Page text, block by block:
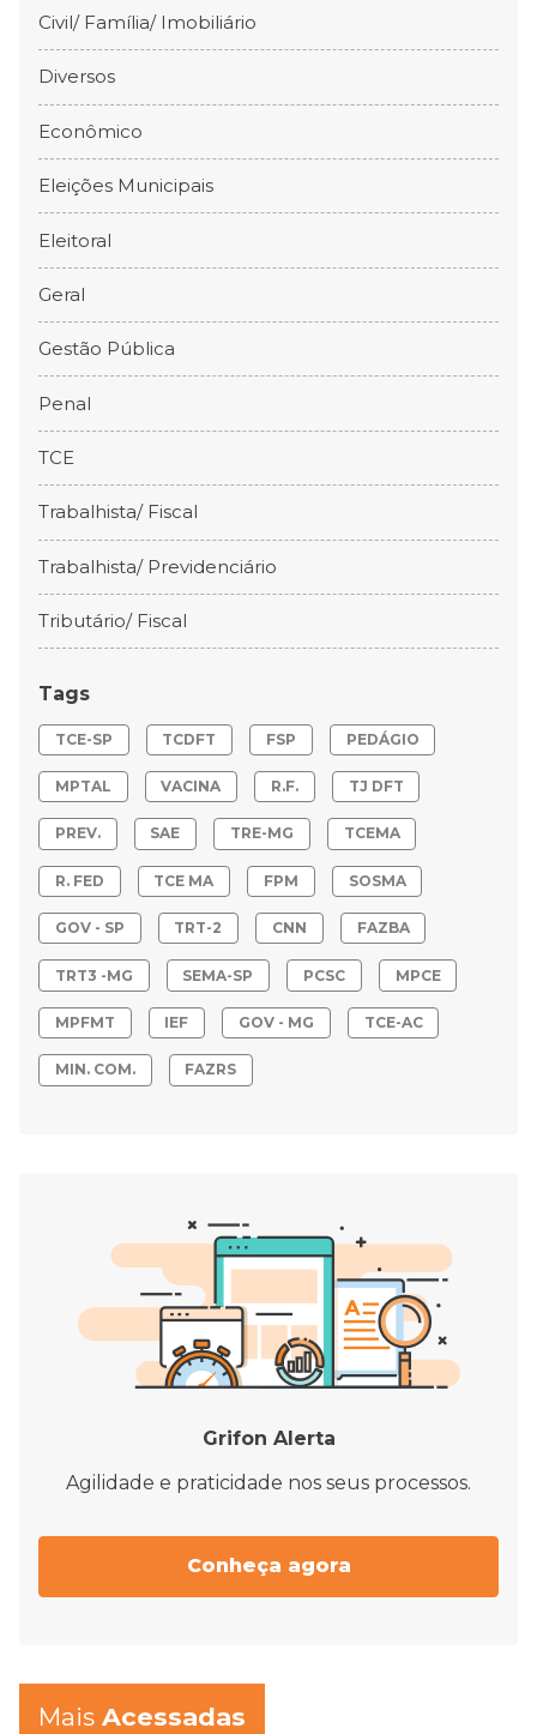
Civil/ Família/ Imobiliário
Diversos
Econômico
Eleições Municipais
Eleitoral
Geral
Gestão Pública
Penal
TCE
Trabalhista/ Fiscal
Trabalhista/ Previdenciário
Tributário/ Fiscal
Tags
TCE-SP TCDFT FSP PEDÁGIO
MPTAL VACINA R.F. TJ DFT
PREV. SAE TRE-MG TCEMA
R. FED TCE MA FPM SOSMA
GOV - SP TRT-2 CNN FAZBA
TRT3 -MG SEMA-SP PCSC MPCE
MPFMT IEF GOV - MG TCE-AC
MIN. COM. FAZRS
Grifon Alerta
Agilidade e praticidade nos seus processos.
Conheça agora
Mais Acessadas